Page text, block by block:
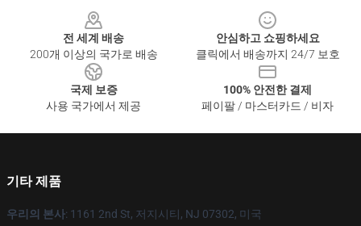
전 세계 배송
200개 이상의 국가로 배송
안심하고 쇼핑하세요
클릭에서 배송까지 24/7 보호
국제 보증
사용 국가에서 제공
100% 안전한 결제
페이팔 / 마스터카드 / 비자
기타 제품
우리의 본사: 1161 2nd St, 저지시티, NJ 07302, 미국